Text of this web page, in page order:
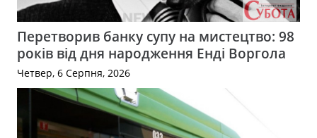
Перетворив банку супу на мистецтво: 98
років від дня народження Енді Воргола
Четвер, 6 Серпня, 2026